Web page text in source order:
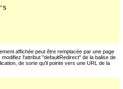
affichée peut être remplacée par une page
l'attribut "defaultRedirect" de la balise de
de sorte qu'il pointe vers une URL de la